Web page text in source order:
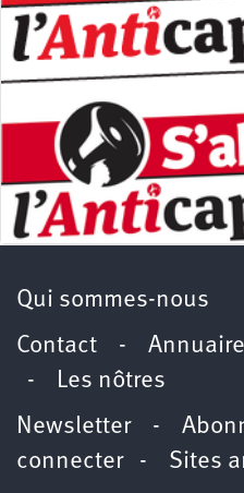
Qui sommes-nous
Contact - Annuaire
- Les nôtres
Newsletter-
connecter- Sites